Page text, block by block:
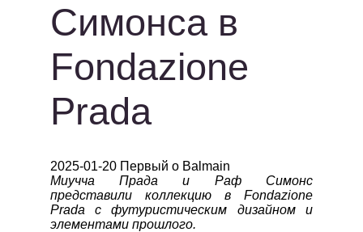
Симонса в
Fondazione
Prada
2025-01-20 Первый о Balmain
Миучча Прада и Раф Симонс
представили коллекцию в Fondazione
Prada с футуристическим дизайном и
элементами прошлого.